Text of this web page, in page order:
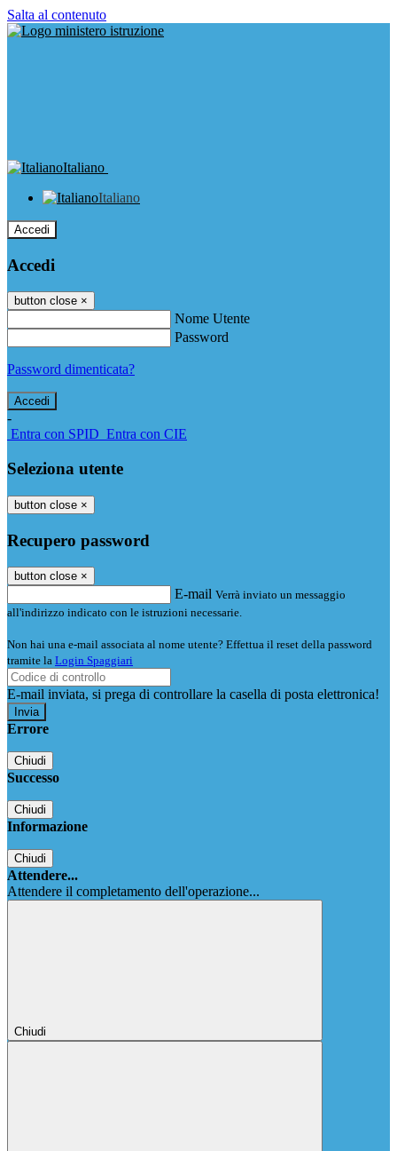
Salta al contenuto
Italiano
Italiano
Accedi
Accedi
button close ×
Nome Utente
Password
Password dimenticata?
-
Entra con SPID Entra con CIE
Seleziona utente
button close ×
Recupero password
button close ×
E-mail Verrà inviato un messaggio
all'indirizzo indicato con le istruzioni necessarie.
Non hai una e-mail associata al nome utente? Effettua il reset della password
tramite la Login Spaggiari
E-mail inviata, si prega di controllare la casella di posta elettronica!
Errore
Chiudi
Successo
Chiudi
Informazione
Chiudi
Attendere...
Attendere il completamento dell'operazione...
Chiudi